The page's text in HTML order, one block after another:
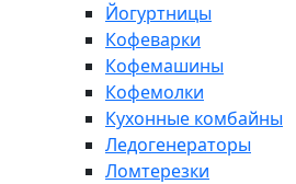
Йогуртницы
Кофеварки
Кофемашины
Кофемолки
Кухонные комбайны
Ледогенераторы
Ломтерезки